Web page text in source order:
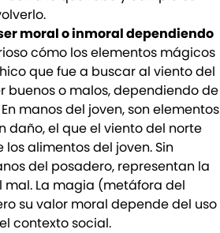
moral o inmoral dependiendo
cómo los elementos mágicos
que fue a buscar al viento del
buenos o malos, dependiendo de
manos del joven, son elementos
daño, el que el viento del norte
alimentos del joven. Sin
del posadero, representan la
mal. La magia (metáfora del
su valor moral depende del uso
contexto social.